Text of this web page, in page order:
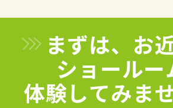
まずは、お
ショールー
体験してみま